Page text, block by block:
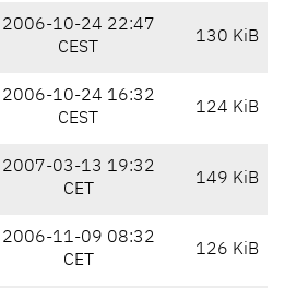
2006-10-24 22:47
CEST
130 KiB
2006-10-24 16:32
CEST
124 KiB
2007-03-13 19:32
CET
149 KiB
2006-11-09 08:32
CET
126 KiB